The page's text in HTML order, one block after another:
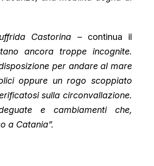
Castorina – continua il
ancora troppe incognite.
per andare al mare
oppure un rogo scoppiato
sulla circonvallazione.
e cambiamenti che,
a Catania”.